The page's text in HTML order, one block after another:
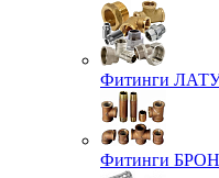
Фитинги
Фитинги